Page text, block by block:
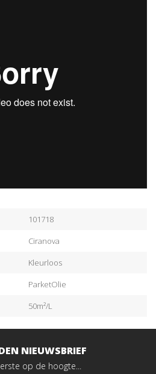
101718
Ciranova
Kleurloos
ParketOlie
50m²/L
NIEUWSBRIEF
op de hoogte...